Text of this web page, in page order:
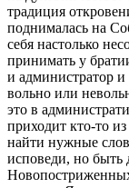
традиция
поднималась на
себя настолько
принимать у
и администратор и
вольно или
это в
приходит кто-то
найти нужные
исповеди, но быть